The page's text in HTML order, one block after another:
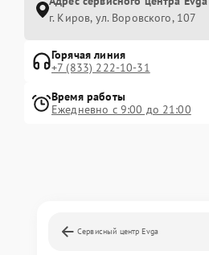
г. Киров, ул. Воровского, 107
Горячая линия
+7 (833) 222-10-31
Время работы
Ежедневно с 9:00 до 21:00
Сервисный центр Evga